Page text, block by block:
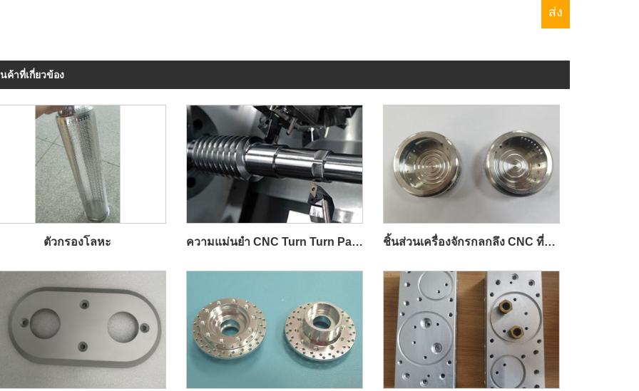
ค้าที่เกี่ยวข้อง
ตัวกรองโลหะ ความแม่นยำ CNC Turn Turn Parting ชิ้นส่วนเครื่องจักรกลกลึง CNC ที่มีความแม่นยำ